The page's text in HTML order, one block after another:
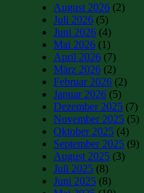
August 2026 (2)
Juli 2026 (5)
Juni 2026 (4)
Mai 2026 (1)
April 2026 (7)
März 2026 (2)
Februar 2026 (2)
Januar 2026 (5)
Dezember 2025 (7)
November 2025 (5)
Oktober 2025 (4)
September 2025 (9)
August 2025 (3)
Juli 2025 (8)
Juni 2025 (8)